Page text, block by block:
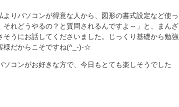
よりパソコンが得意な人から、図形の書式設定など使っ
それどうやるの？と質問されるんですよ～」と、まんざ
そうにお話してくださいました。じっくり基礎から勉強
様だからこそですね(^_-)-☆
ソコンがお好きな方で、今日もとても楽しそうでした